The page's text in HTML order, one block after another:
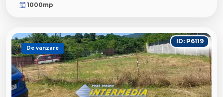
1000mp
De vanzare
ID: P6119